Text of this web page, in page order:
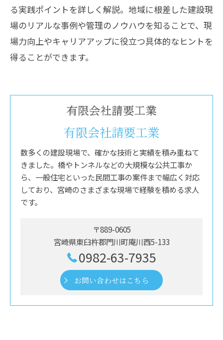
る実践ポイントを詳しく解説。地域に根差した建設現
場のリアルな事例や管理のノウハウを知ることで、現
場力向上やキャリアアップに役立つ具体的なヒントを
得ることができます。
有限会社請要工業
数多くの建設現場で、確かな技術と実績を積み重ねて
きました。橋やトンネルなどの大規模な公共工事か
ら、一般住宅といった民間工事の案件まで幅広く対応
しており、宮崎のさまざまな現場で経験を積める求人
です。
〒889-0605
宮崎県東臼杵郡門川町庵川西5-133
0982-63-7935
お問い合わせはこちら